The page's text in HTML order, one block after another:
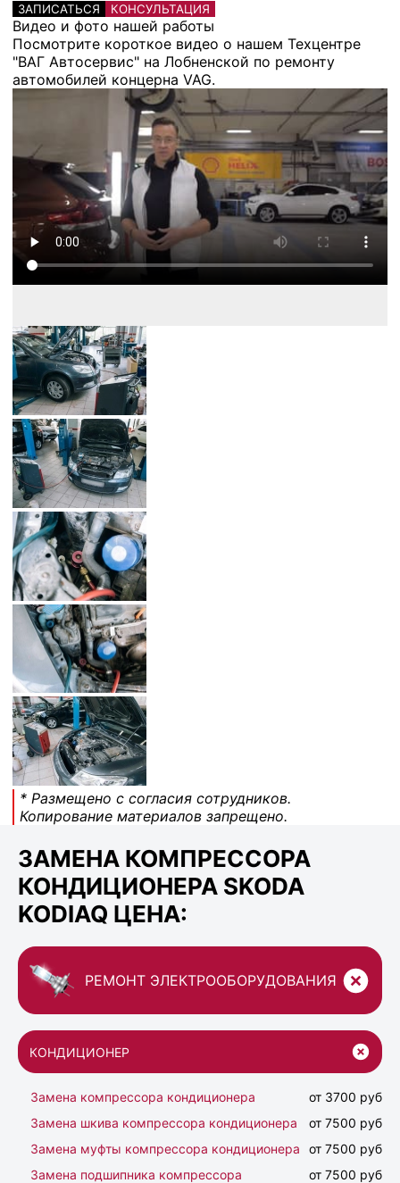
ЗАПИСАТЬСЯ КОНСУЛЬТАЦИЯ
Видео и фото нашей работы
Посмотрите короткое видео о нашем Техцентре
"ВАГ Автосервис" на Лобненской по ремонту
автомобилей концерна VAG.
* Размещено с согласия сотрудников.
Копирование материалов запрещено.
ЗАМЕНА КОМПРЕССОРА
КОНДИЦИОНЕРА SKODA
KODIAQ ЦЕНА:
РЕМОНТ ЭЛЕКТРООБОРУДОВАНИЯ
КОНДИЦИОНЕР
Замена компрессора кондиционера
от 3700 руб
Замена шкива компрессора кондиционера
от 7500 руб
Замена муфты компрессора кондиционера
от 7500 руб
Замена подшипника компрессора
от 7500 руб